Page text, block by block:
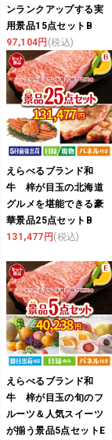
ンランクアップする実
用景品15点セットB
97,104円 (税込)
えらべるブランド和
牛 梓が目玉の北海道
グルメを堪能できる豪
華景品25点セットB
131,477円(税込)
えらべるブランド和
牛 梓が目玉の旬のフ
ルーツ＆人気スイーツ
が揃う景品5点セットE